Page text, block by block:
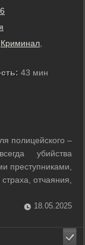
Криминал,
43 мин
полицейского –
убийства
преступниками,
отчаяния,
о
кто они,
18.05.2025